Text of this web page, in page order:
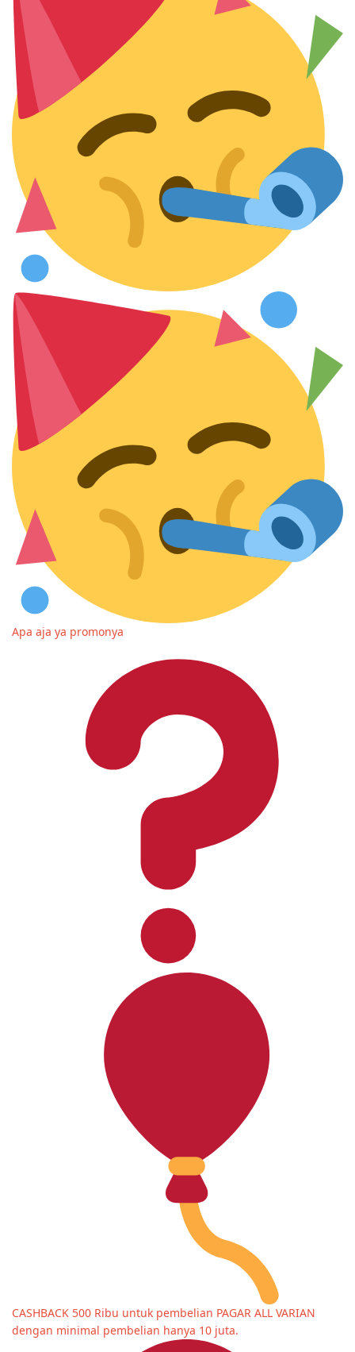
Apa aja ya promonya
CASHBACK 500 Ribu untuk pembelian PAGAR ALL VARIAN
dengan minimal pembelian hanya 10 juta.